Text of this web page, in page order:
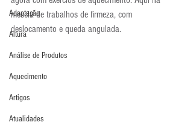
Adaptação
Altura
Análise de Produtos
Aquecimento
Artigos
Atualidades
mescla de trabalhos de firmeza, com
deslocamento e queda angulada.